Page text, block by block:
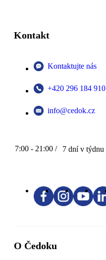
Kontakt
Kontaktujte nás
+420 296 184 910
info@cedok.cz
7:00 - 21:00 / 7 dní v týdnu
O Čedoku